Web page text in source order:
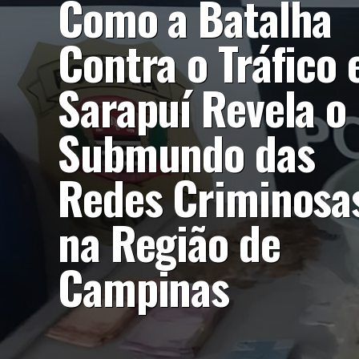
Como a Batalha
Contra o Tráfico
Sarapuí Revela o
Submundo das
Redes
na Região de
Campinas